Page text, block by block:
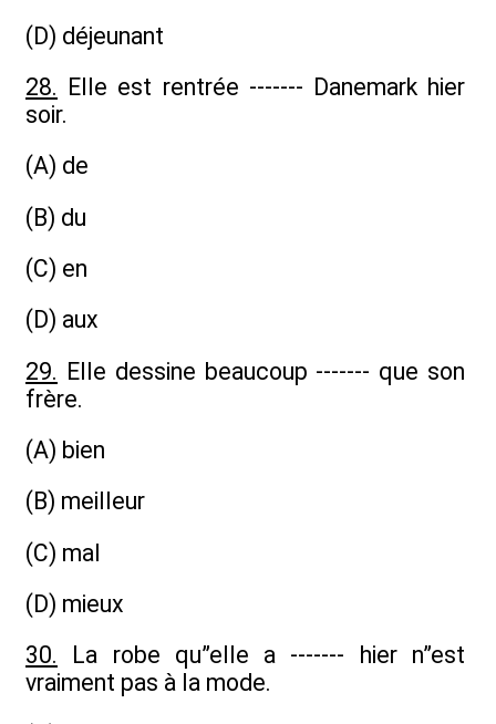
(D) déjeunant
28. Elle est rentrée ------- Danemark hier
soir.
(A) de
(B) du
(C) en
(D) aux
29. Elle dessine beaucoup ------- que son
frère.
(A) bien
(B) meilleur
(C) mal
(D) mieux
30. La robe qu”elle a ------- hier n”est
vraiment pas à la mode.